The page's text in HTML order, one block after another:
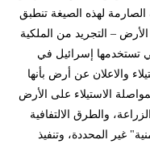
الصارمة لهذه الصيغة تنطبق
– التجريد من الملكية
تستخدمها إسرائيل في
والاعلان عن أرض بأنها
الاستيلاء على الأرض
والطرق الالتفافية
غير المحددة، وتنفيذ